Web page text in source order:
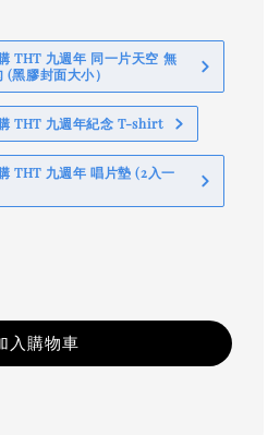
THT 九週年 同一片天空 無
黑膠封面大小）
THT 九週年紀念 T-shirt
THT 九週年 唱片墊 (2入一
入購物車